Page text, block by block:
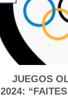
JUEGOS
2024: